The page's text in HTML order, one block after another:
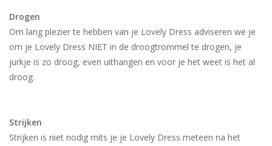
Drogen
Om lang plezier te hebben van je Lovely Dress adviseren we je
om je Lovely Dress NIET in de droogtrommel te drogen, je
jurkje is zo droog, even uithangen en voor je het weet is het al
droog.
Strijken
Strijken is niet nodig mits je je Lovely Dress meteen na het